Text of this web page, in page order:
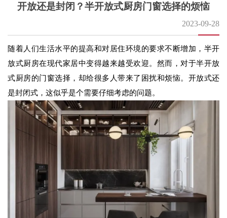
开放还是封闭？半开放式厨房门窗选择的烦恼
2023-09-28
随着人们生活水平的提高和对居住环境的要求不断增加，半开
放式厨房在现代家居中变得越来越受欢迎。然而，对于半开放
式厨房的门窗选择，却给很多人带来了困扰和烦恼。开放式还
是封闭式，这似乎是个需要仔细考虑的问题。